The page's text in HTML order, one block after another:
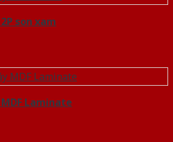
son xam
Laminate